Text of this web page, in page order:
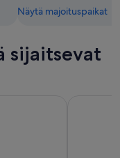
Näytä majoituspaikat
sijaitsevat